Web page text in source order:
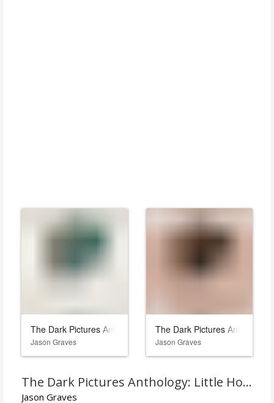
The Dark Pictures Anthology: Man of Medan
Jason Graves
The Dark Pictures Anthology:
Jason Graves
The Dark Pictures Anthology: Little Hope
Jason Graves